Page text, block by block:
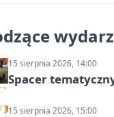
15 sierpnia 2026, 14:00
Spacer
15 sierpnia 2026, 15:00